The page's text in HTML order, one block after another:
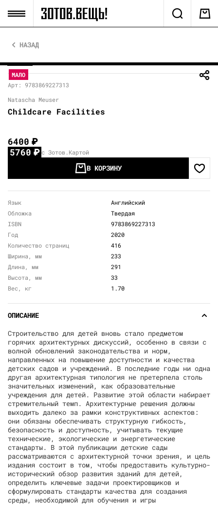
НАЗАД
МАЛО
Арт: 9783869227313
Natascha Meuser
Childcare Facilities
6400₽
5760₽ с Зотов.Картой
В КОРЗИНУ
Язык
Английский
Обложка
Твердая
ISBN
9783869227313
Год
2020
Количество страниц
416
Ширина, мм
233
Длина, мм
291
Высота, мм
33
Вес, кг
1.70
ОПИСАНИЕ
Строительство для детей вновь стало предметом
горячих архитектурных дискуссий, особенно в связи с
волной обновлений законодательства и норм,
направленных на повышение доступности и качества
детских садов и учреждений. В последние годы ни одна
другая архитектурная типология не претерпела столь
значительных изменений, как образовательные
учреждения для детей. Развитие этой области набирает
стремительный темп. Архитектурные решения должны
выходить далеко за рамки конструктивных аспектов:
они обязаны обеспечивать структурную гибкость,
безопасность и доступность, учитывать текущие
технические, экологические и энергетические
стандарты. В этой публикации детские сады
рассматриваются с архитектурной точки зрения, и цель
издания состоит в том, чтобы предоставить культурно-
исторический обзор развития зданий для детей,
определить ключевые задачи проектировщиков и
сформулировать стандарты качества для создания
среды, необходимой для обучения и игры